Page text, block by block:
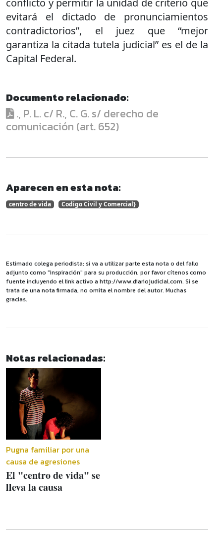
evitará el dictado de pronunciamientos
contradictorios”, el juez que “mejor
garantiza la citada tutela judicial” es el de la
Capital Federal.
Documento relacionado:
., P. L. c/ R., C. G. s/ derecho de
comunicación (art. 652)
Aparecen en esta nota:
centro de vida Codigo Civil y Comercial}
Estimado colega periodista: si va a utilizar parte esta nota o del fallo
adjunto como "inspiración" para su producción, por favor cítenos como
fuente incluyendo el link activo a http://www.diariojudicial.com. Si se
trata de una nota firmada, no omita el nombre del autor. Muchas
gracias.
Notas relacionadas:
Pugna familiar por una
causa de agresiones
El "centro de vida" se
lleva la causa